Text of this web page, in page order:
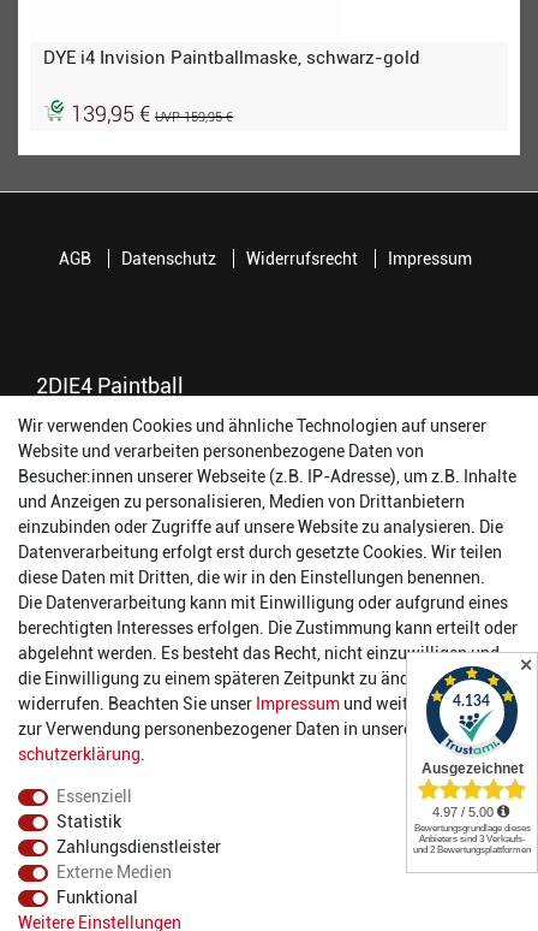
DYE i4 Invision Paintballmaske, schwarz-gold
139,95 €UVP 159,95 €
2DIE4 Paintball
56457 Westerburg
Reinhold-Ferger-Straße 26
order@2die4-sports.com
0 26 63/ 9 68 69 37
Öffnungszeiten
Montag:
14:00 - 17:00 Uhr
Dienstag:
14:00 - 17:00 Uhr
Mittwoch:
14:00 - 17:00 Uhr
Donnerstag:
14:00 - 17:00 Uhr
Freitag:
14:00 - 19:00 Uhr
Samstag:
10:00 - 17:00 Uhr
AGB Datenschutz Widerrufsrecht Impressum
Wir verwenden Cookies und ähnliche Technologien auf unserer
Website und verarbeiten personenbezogene Daten von
Besucher:innen unserer Webseite (z.B. IP-Adresse), um z.B. Inhalte
und Anzeigen zu personalisieren, Medien von Drittanbietern
einzubinden oder Zugriffe auf unsere Website zu analysieren. Die
Datenverarbeitung erfolgt erst durch gesetzte Cookies. Wir teilen
diese Daten mit Dritten, die wir in den Einstellungen benennen.
Die Datenverarbeitung kann mit Einwilligung oder aufgrund eines
berechtigten Interesses erfolgen. Die Zustimmung kann erteilt oder
abgelehnt werden. Es besteht das Recht, nicht einzuwilligen und
die Einwilligung zu einem späteren Zeitpunkt zu ändern oder zu
widerrufen. Beachten Sie unser Impressum und weitere Hinweise
zur Verwendung personenbezogener Daten in unserer
Daten­
schutz­erklärung
Essenziell
Statistik
Zahlungsdienstleister
Externe Medien
Funktional
Weitere Einstellungen
✕